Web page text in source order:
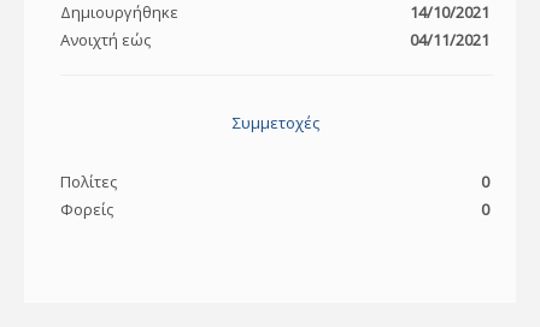
Δημιουργήθηκε
14/10/2021
Ανοιχτή εώς
04/11/2021
Συμμετοχές
Πολίτες
0
Φορείς
0